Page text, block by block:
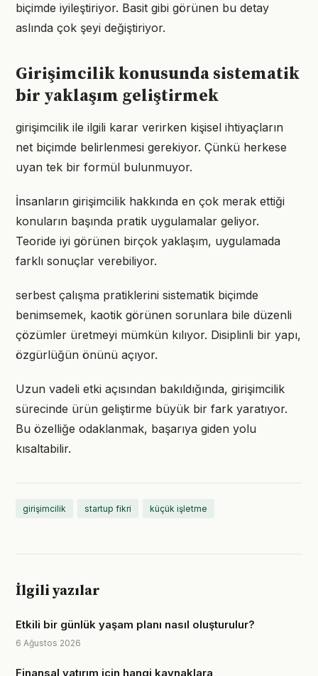
biçimde iyileştiriyor. Basit gibi görünen bu detay
aslında çok şeyi değiştiriyor.
Girişimcilik konusunda sistematik
bir yaklaşım geliştirmek
girişimcilik ile ilgili karar verirken kişisel ihtiyaçların
net biçimde belirlenmesi gerekiyor. Çünkü herkese
uyan tek bir formül bulunmuyor.
İnsanların girişimcilik hakkında en çok merak ettiği
konuların başında pratik uygulamalar geliyor.
Teoride iyi görünen birçok yaklaşım, uygulamada
farklı sonuçlar verebiliyor.
serbest çalışma pratiklerini sistematik biçimde
benimsemek, kaotik görünen sorunlara bile düzenli
çözümler üretmeyi mümkün kılıyor. Disiplinli bir yapı,
özgürlüğün önünü açıyor.
Uzun vadeli etki açısından bakıldığında, girişimcilik
sürecinde ürün geliştirme büyük bir fark yaratıyor.
Bu özelliğe odaklanmak, başarıya giden yolu
kısaltabilir.
girişimcilik startup fikri küçük işletme
İlgili yazılar
Etkili bir günlük yaşam planı nasıl oluşturulur?
6 Ağustos 2026
Finansal yatırım için hangi kaynaklara